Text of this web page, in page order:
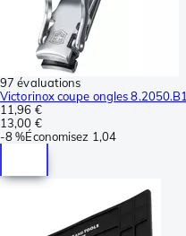
97 évaluations
Victorinox coupe ongles 8.2050.B1
11,96 €
13,00 €
-8 %Économisez 1,04